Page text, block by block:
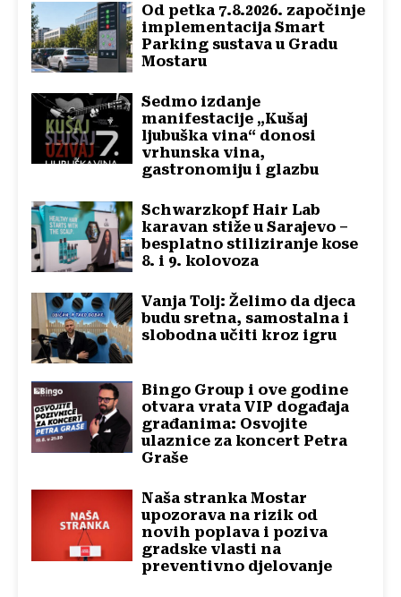
Od petka 7.8.2026. započinje
implementacija Smart
Parking sustava u Gradu
Mostaru
Sedmo izdanje
manifestacije „Kušaj
ljubuška vina“ donosi
vrhunska vina,
gastronomiju i glazbu
Schwarzkopf Hair Lab
karavan stiže u Sarajevo –
besplatno stiliziranje kose
8. i 9. kolovoza
Vanja Tolj: Želimo da djeca
budu sretna, samostalna i
slobodna učiti kroz igru
Bingo Group i ove godine
otvara vrata VIP događaja
građanima: Osvojite
ulaznice za koncert Petra
Graše
Naša stranka Mostar
upozorava na rizik od
novih poplava i poziva
gradske vlasti na
preventivno djelovanje